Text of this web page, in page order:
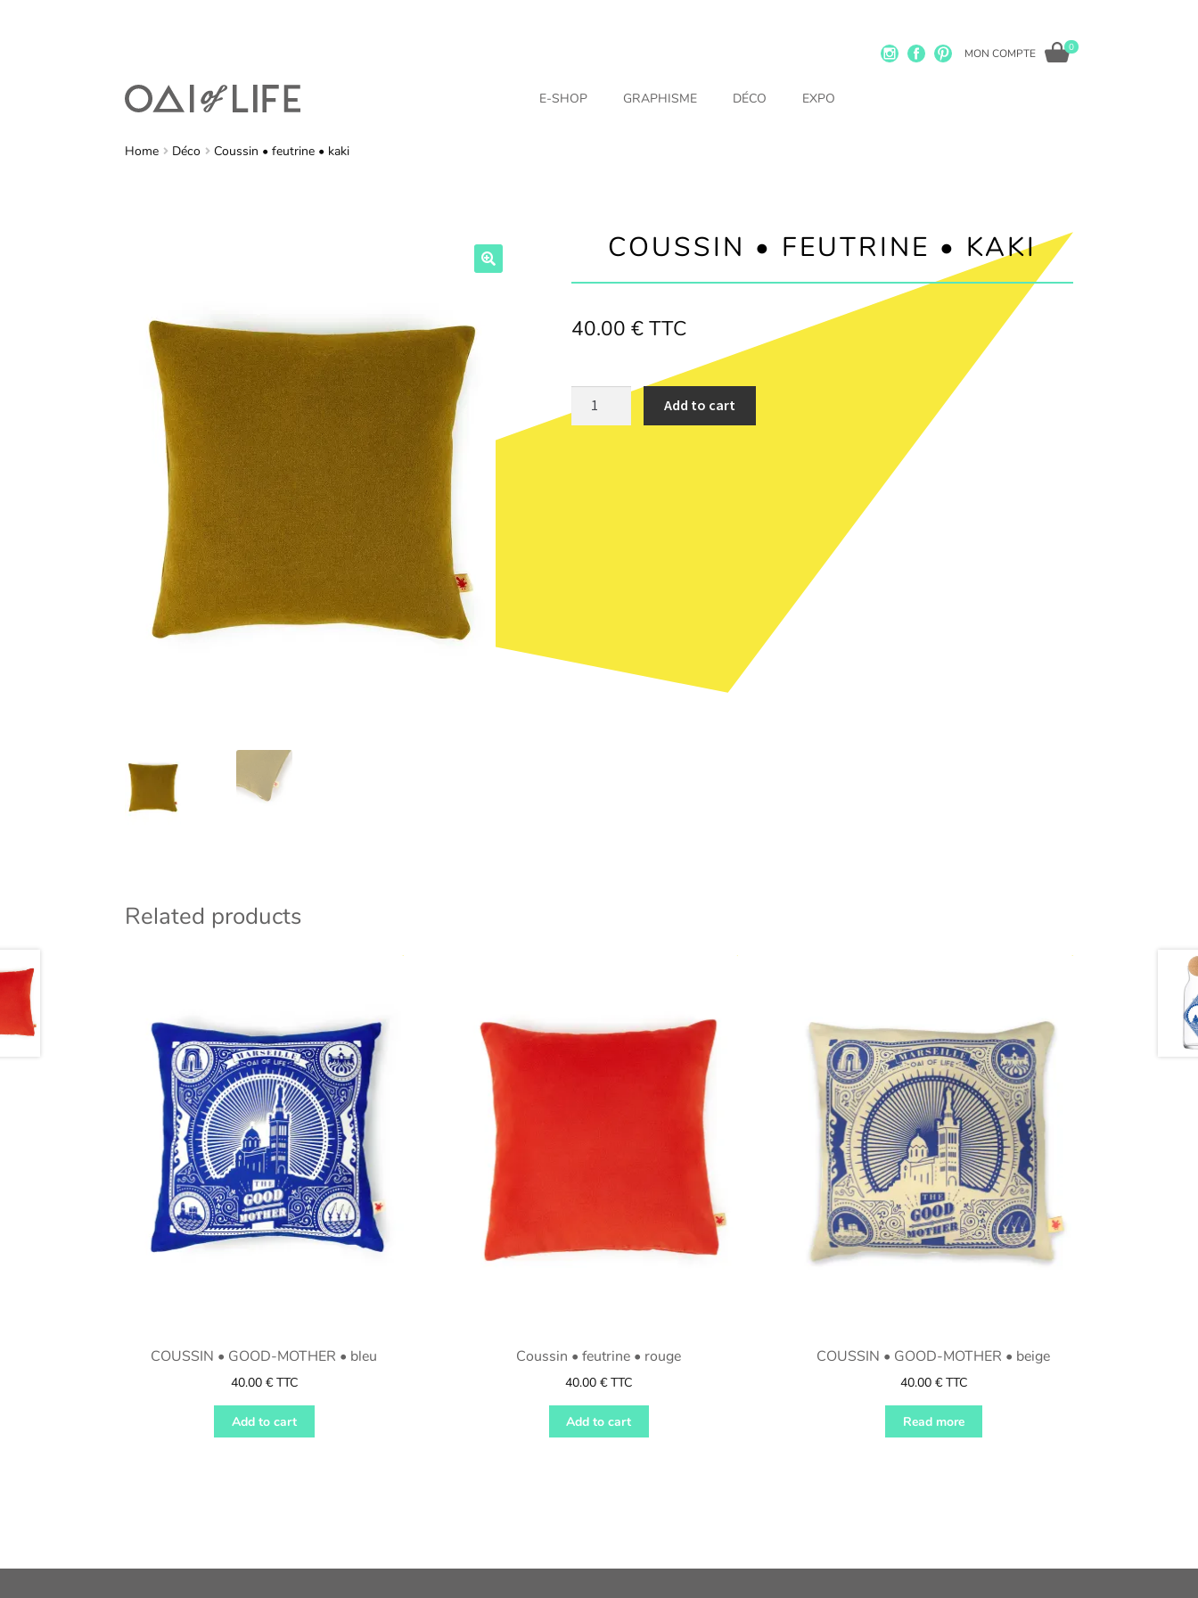
MON COMPTE 0
E-SHOP GRAPHISME DÉCO EXPO
Home Déco Coussin • feutrine • kaki
COUSSIN • FEUTRINE • KAKI
40.00 € TTC
Add to cart
Related products
COUSSIN • GOOD-MOTHER • bleu
40.00 € TTC
Add to cart
Coussin • feutrine • rouge
40.00€ TTC
Add to cart
COUSSIN • GOOD-MOTHER • beige
40.00 € TTC
Read more